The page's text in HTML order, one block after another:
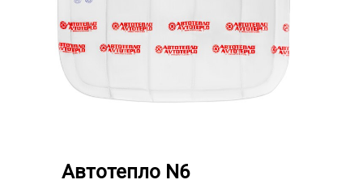
Автотепло N6